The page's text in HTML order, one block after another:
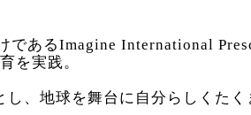
であるImagine International
を実践。
し、地球を舞台に自分らしくた